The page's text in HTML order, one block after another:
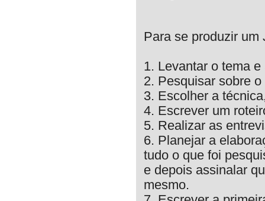
Para se produzir um
1. Levantar o tema
2. Pesquisar sobre
3. Escolher a
4. Escrever um
5. Realizar as
6. Planejar a
tudo o que foi
e depois assinalar
mesmo.